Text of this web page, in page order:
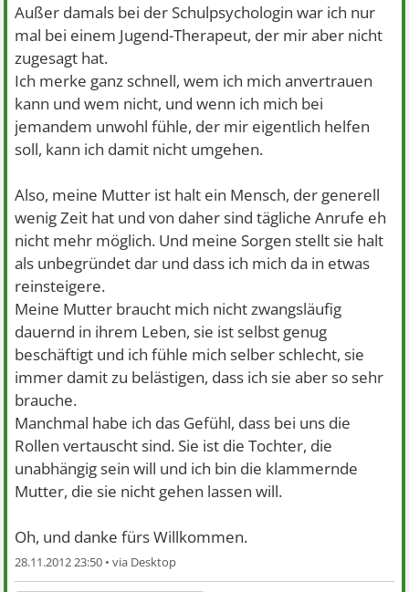
Außer damals bei der Schulpsychologin war ich nur
mal bei einem Jugend-Therapeut, der mir aber nicht
zugesagt hat.
Ich merke ganz schnell, wem ich mich anvertrauen
kann und wem nicht, und wenn ich mich bei
jemandem unwohl fühle, der mir eigentlich helfen
soll, kann ich damit nicht umgehen.
Also, meine Mutter ist halt ein Mensch, der generell
wenig Zeit hat und von daher sind tägliche Anrufe eh
nicht mehr möglich. Und meine Sorgen stellt sie halt
als unbegründet dar und dass ich mich da in etwas
reinsteigere.
Meine Mutter braucht mich nicht zwangsläufig
dauernd in ihrem Leben, sie ist selbst genug
beschäftigt und ich fühle mich selber schlecht, sie
immer damit zu belästigen, dass ich sie aber so sehr
brauche.
Manchmal habe ich das Gefühl, dass bei uns die
Rollen vertauscht sind. Sie ist die Tochter, die
unabhängig sein will und ich bin die klammernde
Mutter, die sie nicht gehen lassen will.
Oh, und danke fürs Willkommen.
28.11.2012 23:50 •